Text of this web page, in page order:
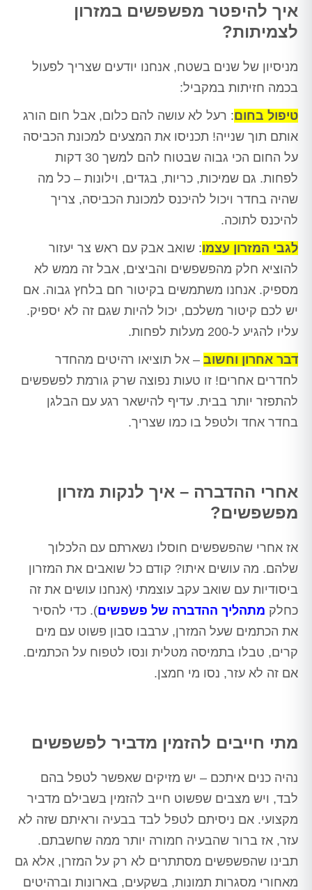
איך להיפטר מפשפשים במזרון
לצמיתות?
מניסיון של שנים בשטח, אנחנו יודעים שצריך לפעול
בכמה חזיתות במקביל:
טיפול בחום: רעל לא עושה להם כלום, אבל חום הורג
אותם תוך שנייה! תכניסו את המצעים למכונת הכביסה
על החום הכי גבוה שבטוח להם למשך 30 דקות
לפחות. גם שמיכות, כריות, בגדים, וילונות – כל מה
שהיה בחדר ויכול להיכנס למכונת הכביסה, צריך
להיכנס לתוכה.
לגבי המזרון עצמו: שואב אבק עם ראש צר יעזור
להוציא חלק מהפשפשים והביצים, אבל זה ממש לא
מספיק. אנחנו משתמשים בקיטור חם בלחץ גבוה. אם
יש לכם קיטור משלכם, יכול להיות שגם זה לא יספיק.
עליו להגיע ל-200 מעלות לפחות.
דבר אחרון וחשוב – אל תוציאו רהיטים מהחדר
לחדרים אחרים! זו טעות נפוצה שרק גורמת לפשפשים
להתפזר יותר בבית. עדיף להישאר רגע עם הבלגן
בחדר אחד ולטפל בו כמו שצריך.
אחרי ההדברה – איך לנקות מזרון
מפשפשים?
אז אחרי שהפשפשים חוסלו נשארתם עם הלכלוך
שלהם. מה עושים איתו? קודם כל שואבים את המזרון
ביסודיות עם שואב עקב עוצמתי (אנחנו עושים את זה
כחלק מתהליך ההדברה של פשפשים). כדי להסיר
את הכתמים שעל המזרן, ערבבו סבון פשוט עם מים
קרים, טבלו בתמיסה מטלית ונסו לטפוח על הכתמים.
אם זה לא עזר, נסו מי חמצן.
מתי חייבים להזמין מדביר לפשפשים
נהיה כנים איתכם – יש מזיקים שאפשר לטפל בהם
לבד, ויש מצבים שפשוט חייב להזמין בשבילם מדביר
מקצועי. אם ניסיתם לטפל לבד בבעיה וראיתם שזה לא
עזר, אז ברור שהבעיה חמורה יותר ממה שחשבתם.
תבינו שהפשפשים מסתתרים לא רק על המזרן, אלא גם
מאחורי מסגרות תמונות, בשקעים, בארונות וברהיטים